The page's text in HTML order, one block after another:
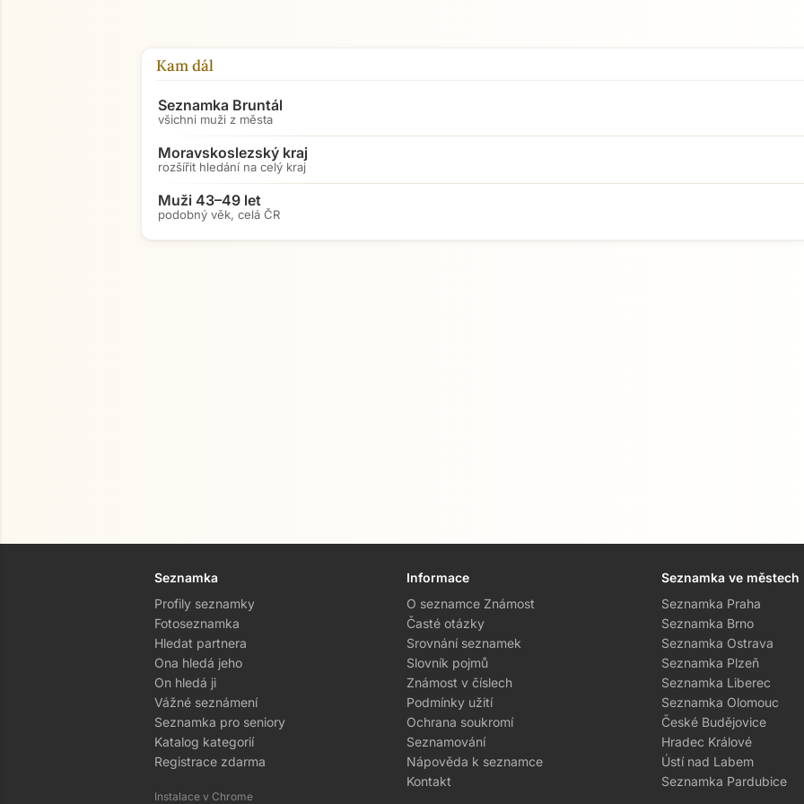
Kam dál
Seznamka Bruntál
všichni muži z města
Moravskoslezský kraj
rozšířit hledání na celý kraj
Muži 43–49 let
podobný věk, celá ČR
Seznamka
Profily seznamky
Fotoseznamka
Hledat partnera
Ona hledá jeho
On hledá ji
Vážné seznámení
Seznamka pro seniory
Katalog kategorií
Registrace zdarma
Instalace v Chrome
Informace
O seznamce Známost
Časté otázky
Srovnání seznamek
Slovník pojmů
Známost v číslech
Podmínky užití
Ochrana soukromí
Seznamování
Nápověda k seznamce
Kontakt
Seznamka ve městech
Seznamka Praha
Seznamka Brno
Seznamka Ostrava
Seznamka Plzeň
Seznamka Liberec
Seznamka Olomouc
České Budějovice
Hradec Králové
Ústí nad Labem
Seznamka Pardubice